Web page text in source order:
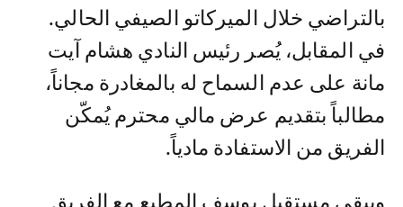
بالتراضي خلال الميركاتو الصيفي الحالي.
في المقابل، يُصر رئيس النادي هشام آيت
مانة على عدم السماح له بالمغادرة مجاناً،
مطالباً بتقديم عرض مالي محترم يُمكّن
الفريق من الاستفادة مادياً.